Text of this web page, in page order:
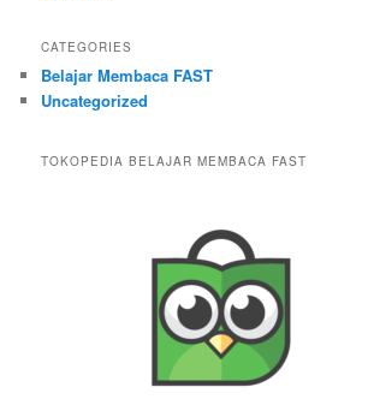
CATEGORIES
Belajar Membaca FAST
Uncategorized
TOKOPEDIA BELAJAR MEMBACA FAST